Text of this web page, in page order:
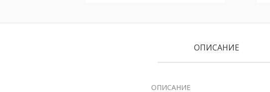
ОПИСАНИЕ
ОПИСАНИЕ